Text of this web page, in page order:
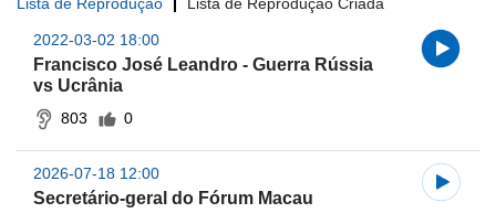
2022-03-02 18:00
Francisco José Leandro - Guerra Rússia
vs Ucrânia
803 0
2026-07-18 12:00
Secretário-geral do Fórum Macau